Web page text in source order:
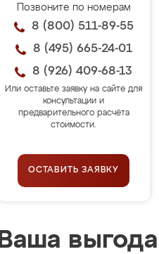
Позвоните по номерам
8 (800) 511-89-55
8 (495) 665-24-01
8 (926) 409-68-13
Или оставьте заявку на сайте для
консультации и
предварительного расчёта
стоимости.
ОСТАВИТЬ ЗАЯВКУ
Ваша